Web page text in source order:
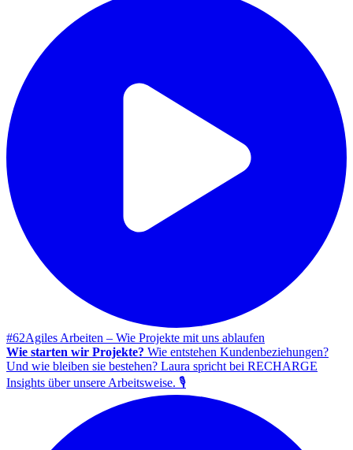
#62Agiles Arbeiten – Wie Projekte mit uns ablaufen
Wie starten wir Projekte? Wie entstehen Kundenbeziehungen?
Und wie bleiben sie bestehen? Laura spricht bei RECHARGE
Insights über unsere Arbeitsweise. 🎙